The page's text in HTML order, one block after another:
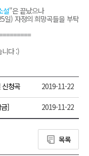
설"은 끝났으나
일) 자정의 희망곡들을 부탁
다 :)
신청곡 2019-11-22
] 2019-11-22
목록